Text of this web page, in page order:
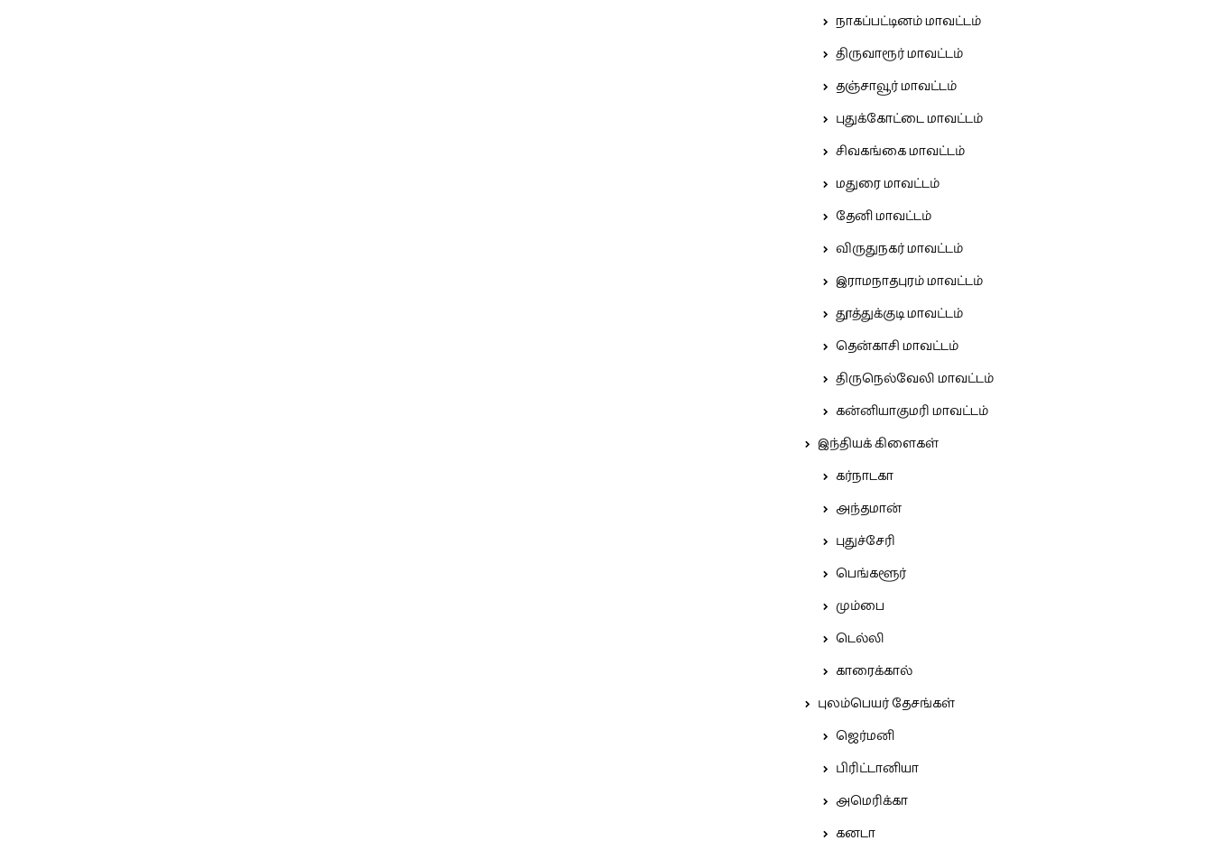
நாகப்பட்டினம் மாவட்டம்
திருவாரூர் மாவட்டம்
தஞ்சாவூர் மாவட்டம்
புதுக்கோட்டை மாவட்டம்
சிவகங்கை மாவட்டம்
மதுரை மாவட்டம்
தேனி மாவட்டம்
விருதுநகர் மாவட்டம்
இராமநாதபுரம் மாவட்டம்
தூத்துக்குடி மாவட்டம்
தென்காசி மாவட்டம்
திருநெல்வேலி மாவட்டம்
கன்னியாகுமரி மாவட்டம்
இந்தியக் கிளைகள்
கர்நாடகா
அந்தமான்
புதுச்சேரி
பெங்களூர்
மும்பை
டெல்லி
காரைக்கால்
புலம்பெயர் தேசங்கள்
ஜெர்மனி
பிரிட்டானியா
அமெரிக்கா
கனடா